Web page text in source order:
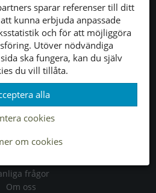
sparar referenser till ditt
kunna erbjuda anpassade
och för att möjliggöra
Utöver nödvändiga
ska fungera, kan du själv
du vill tillåta.
alla
cookies
om cookies
villkor
Köpvillkor
& returer
frågor
Om oss